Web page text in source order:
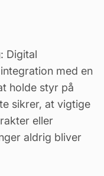
: Digital
med en
holde styr på
sikrer, at vigtige
eller
aldrig bliver